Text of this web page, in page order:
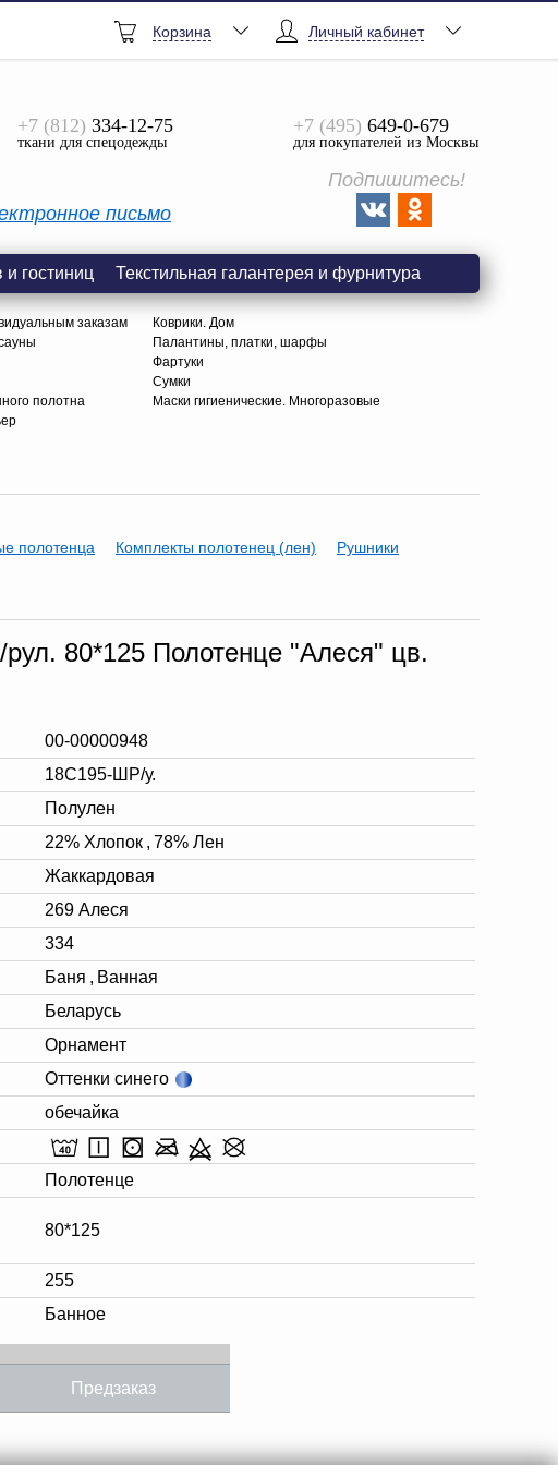
Личный кабинет
Корзина
+7 (812) 334-12-75
ткани для спецодежды
+7 (495) 649-0-679
для покупателей из Москвы
письмо
Подпишитесь!
и гостиниц Текстильная галантерея и фурнитура
заказам
полотна
Коврики. Дом
Палантины, платки, шарфы
Фартуки
Сумки
Маски гигиенические. Многоразовые
полотенца Комплекты полотенец (лен)
Рушники
80*125 Полотенце "Алеся" цв.
00-00000948
18С195-ШР/у.
Полулен
22% Хлопок , 78% Лен
Жаккардовая
269 Алеся
334
Баня , Ванная
Беларусь
Орнамент
Оттенки синего
обечайка
Полотенце
80*125
255
Банное
Предзаказ